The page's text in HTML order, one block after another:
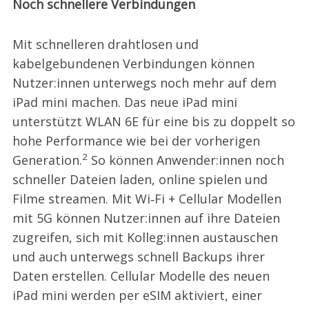
Noch schnellere Verbindungen
Mit schnelleren drahtlosen und
kabelgebundenen Verbindungen können
Nutzer:innen unterwegs noch mehr auf dem
iPad mini machen. Das neue iPad mini
unterstützt WLAN 6E für eine bis zu doppelt so
hohe Performance wie bei der vorherigen
Generation.2So können Anwender:innen noch
schneller Dateien laden, online spielen und
Filme streamen. Mit Wi‑Fi + Cellular Modellen
mit 5G können Nutzer:innen auf ihre Dateien
zugreifen, sich mit Kolleg:innen austauschen
und auch unterwegs schnell Backups ihrer
Daten erstellen. Cellular Modelle des neuen
iPad mini werden per eSIM aktiviert, einer